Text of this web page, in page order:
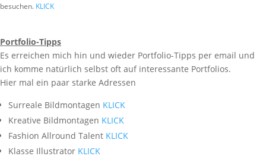
besuchen. KLICK
Portfolio-Tipps
Es erreichen mich hin und wieder Portfolio-Tipps per email und
ich komme natürlich selbst oft auf interessante Portfolios.
Hier mal ein paar starke Adressen
Surreale Bildmontagen KLICK
Kreative Bildmontagen KLICK
Fashion Allround Talent KLICK
Klasse Illustrator KLICK